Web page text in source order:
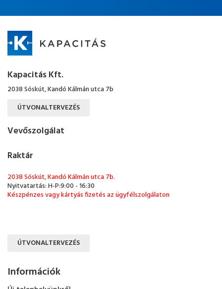
Kapacitás Kft.
2038 Sóskút, Kandó Kálmán utca 7b
ÚTVONALTERVEZÉS
Vevőszolgálat
Raktár
2038 Sóskút, Kandó Kálmán utca 7b.
Nyitvatartás: H-P:9:00 - 16:30
Készpénzes vagy kártyás fizetés az ügyfélszolgálaton
ÚTVONALTERVEZÉS
Információk